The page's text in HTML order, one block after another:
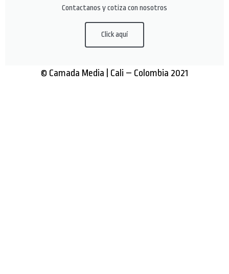
Contactanos y cotiza con nosotros
Click aquí
© Camada Media | Cali – Colombia 2021